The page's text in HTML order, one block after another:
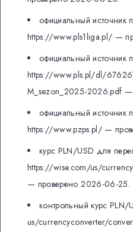
официальный источник
https://www.pls1liga.pl/ —
официальный источник
https://www.pls.pl/dl/
M_sezon_2025-2026.pdf
официальный источник
https://www.pzps.pl/ —
курс PLN/USD для
https://wise.com/us/
— проверено 2026-06-25.
контрольный курс
us/currencyconverter/